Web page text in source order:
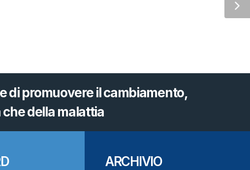
di promuovere il cambiamento,
della malattia
ARCHIVIO